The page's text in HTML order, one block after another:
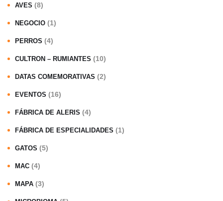
AVES (8)
NEGOCIO (1)
PERROS (4)
CULTRON – RUMIANTES (10)
DATAS COMEMORATIVAS (2)
EVENTOS (16)
FÁBRICA DE ALERIS (4)
FÁBRICA DE ESPECIALIDADES (1)
GATOS (5)
MAC (4)
MAPA (3)